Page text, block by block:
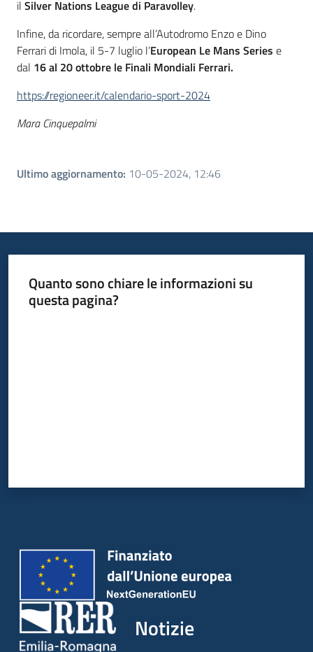
il Silver Nations League di Paravolley.
Infine, da ricordare, sempre all’Autodromo Enzo e Dino
Ferrari di Imola, il 5-7 luglio l’European Le Mans Series e
dal 16 al 20 ottobre le Finali Mondiali Ferrari.
https://regioneer.it/calendario-sport-2024
Mara Cinquepalmi
Ultimo aggiornamento: 10-05-2024, 12:46
Quanto sono chiare le informazioni su
questa pagina?
Notizie